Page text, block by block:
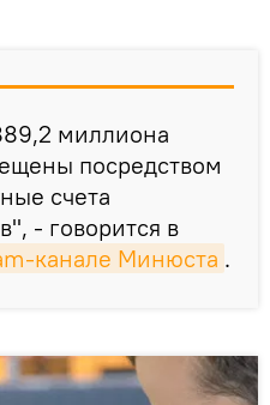
миллиона
посредством
счета
- говорится в
канале Минюста .